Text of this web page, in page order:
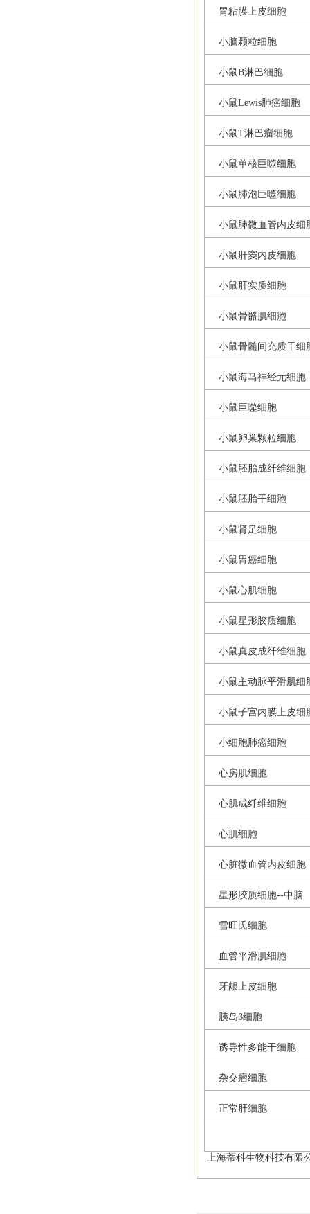
胃粘膜上皮细胞
小脑颗粒细胞
小鼠B淋巴细胞
小鼠Lewis肺癌细胞
小鼠T淋巴瘤细胞
小鼠单核巨噬细胞
小鼠肺泡巨噬细胞
小鼠肺微血管内皮细
小鼠肝窦内皮细胞
小鼠肝实质细胞
小鼠骨骼肌细胞
小鼠骨髓间充质干细
小鼠海马神经元细胞
小鼠巨噬细胞
小鼠卵巢颗粒细胞
小鼠胚胎成纤维细胞
小鼠胚胎干细胞
小鼠肾足细胞
小鼠胃癌细胞
小鼠心肌细胞
小鼠星形胶质细胞
小鼠真皮成纤维细胞
小鼠主动脉平滑肌细
小鼠子宫内膜上皮细
小细胞肺癌细胞
心房肌细胞
心肌成纤维细胞
心肌细胞
心脏微血管内皮细胞
星形胶质细胞--中脑
雪旺氏细胞
血管平滑肌细胞
牙龈上皮细胞
胰岛β细胞
诱导性多能干细胞
杂交瘤细胞
正常肝细胞
上海蒂科生物科技有限